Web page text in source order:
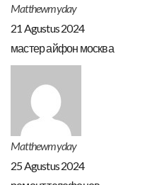
Matthewmyday
21 Agustus 2024
мастер айфон москва
Matthewmyday
25 Agustus 2024